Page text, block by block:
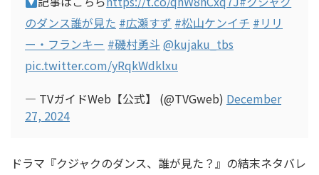
のダンス誰が見た #広瀬すず #松山ケンイチ #リリ
ー・フランキー #磯村勇斗 @kujaku_tbs
pic.twitter.com/yRqkWdklxu
— TVガイドWeb【公式】 (@TVGweb) December
27, 2024
ドラマ『クジャクのダンス、誰が見た？』の結末ネタバレ